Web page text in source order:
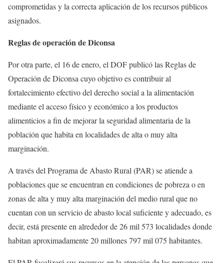
comprometidas y la correcta aplicación de los recursos públicos
asignados.
Reglas de operación de Diconsa
Por otra parte, el 16 de enero, el DOF publicó las Reglas de
Operación de Diconsa cuyo objetivo es contribuir al
fortalecimiento efectivo del derecho social a la alimentación
mediante el acceso físico y económico a los productos
alimenticios a fin de mejorar la seguridad alimentaria de la
población que habita en localidades de alta o muy alta
marginación.
A través del Programa de Abasto Rural (PAR) se atiende a
poblaciones que se encuentran en condiciones de pobreza o en
zonas de alta y muy alta marginación del medio rural que no
cuentan con un servicio de abasto local suficiente y adecuado, es
decir, está presente en alrededor de 26 mil 573 localidades donde
habitan aproximadamente 20 millones 797 mil 075 habitantes.